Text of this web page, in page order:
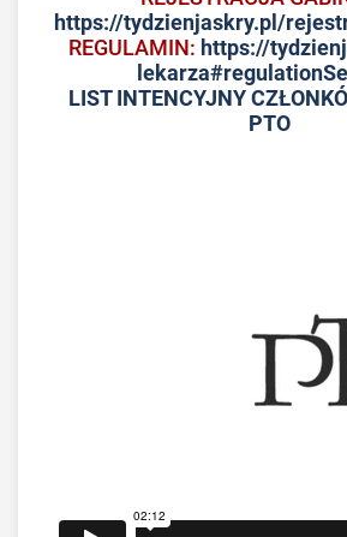
https://tydzienjaskry.pl/
REGULAMIN: https://
LIST INTENCYJNY
PTO